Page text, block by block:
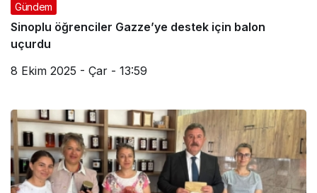
Gündem
Sinoplu öğrenciler Gazze’ye destek için balon
uçurdu
8 Ekim 2025 - Çar - 13:59